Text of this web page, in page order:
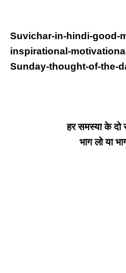
Suvichar-in-hindi-good-
inspirational-
Sunday-thought-of-the-
हर समस्या के दो
भाग लो या